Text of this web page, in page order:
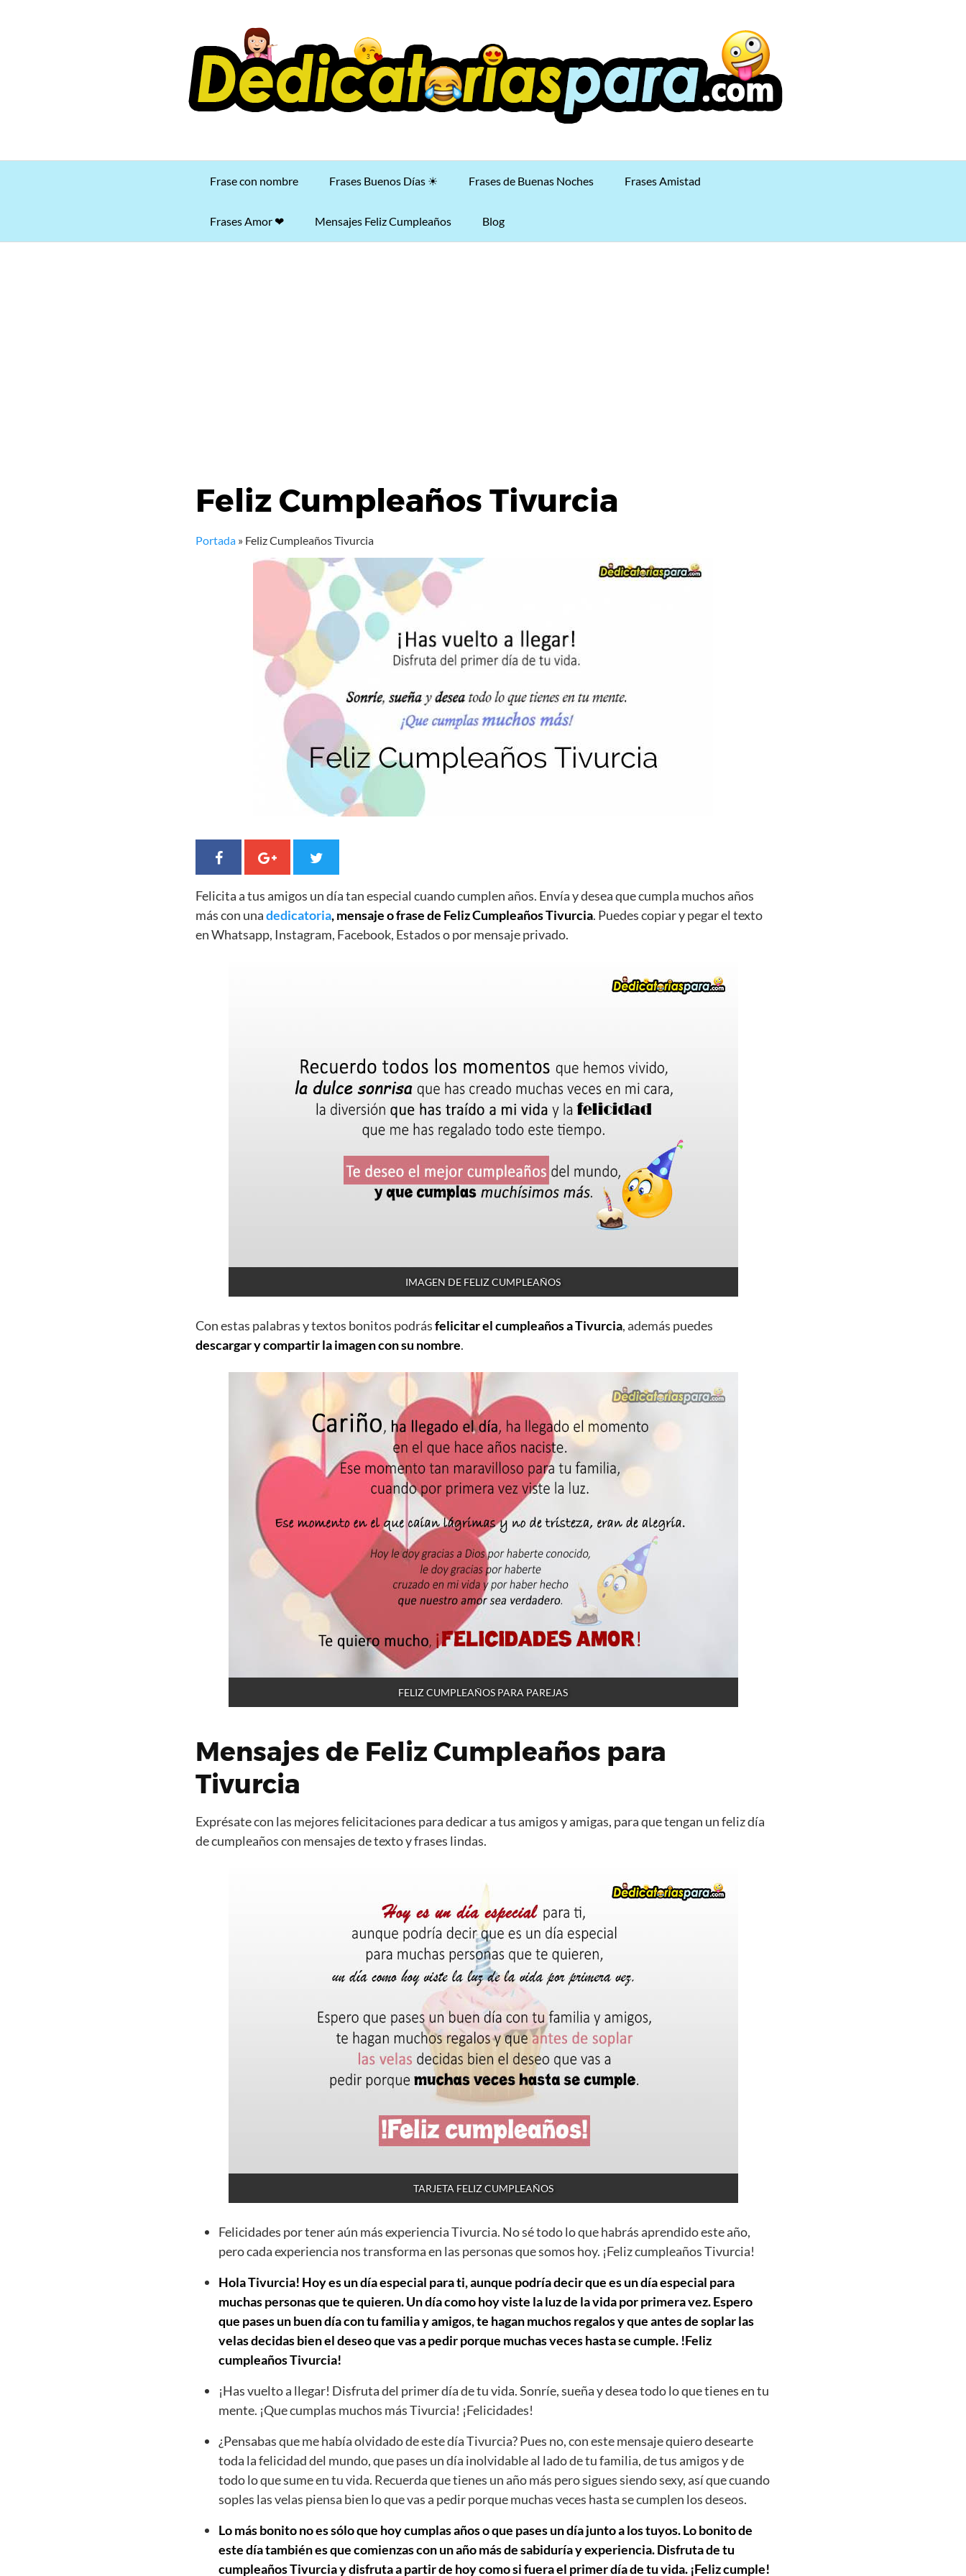
Frase con nombre Frases Buenos Días ☀ Frases de Buenas Noches Frases Amistad
Frases Amor ❤ Mensajes Feliz Cumpleaños Blog
Feliz Cumpleaños Tivurcia
Portada » Feliz Cumpleaños Tivurcia
Felicita a tus amigos un día tan especial cuando cumplen años. Envía y desea que cumpla muchos años
más con unadedicatoria, mensaje o frase de Feliz Cumpleaños Tivurcia. Puedes copiar y pegar el texto
en Whatsapp, Instagram, Facebook, Estados o por mensaje privado.
IMAGEN DE FELIZ CUMPLEAÑOS
Con estas palabras y textos bonitos podrásfelicitar el cumpleaños a Tivurcia, además puedes
descargar y compartir la imagen con su nombre.
FELIZ CUMPLEAÑOS PARA PAREJAS
Mensajes de Feliz Cumpleaños para
Tivurcia
Exprésate con las mejores felicitaciones para dedicar a tus amigos y amigas, para que tengan un feliz día
de cumpleaños con mensajes de texto y frases lindas.
TARJETA FELIZ CUMPLEAÑOS
Felicidades por tener aún más experiencia Tivurcia. No sé todo lo que habrás aprendido este año,
pero cada experiencia nos transforma en las personas que somos hoy. ¡Feliz cumpleaños Tivurcia!
Hola Tivurcia! Hoy es un día especial para ti, aunque podría decir que es un día especial para
muchas personas que te quieren. Un día como hoy viste la luz de la vida por primera vez. Espero
que pases un buen día con tu familia y amigos, te hagan muchos regalos y que antes de soplar las
velas decidas bien el deseo que vas a pedir porque muchas veces hasta se cumple. !Feliz
cumpleaños Tivurcia!
¡Has vuelto a llegar! Disfruta del primer día de tu vida. Sonríe, sueña y desea todo lo que tienes en tu
mente. ¡Que cumplas muchos más Tivurcia! ¡Felicidades!
¿Pensabas que me había olvidado de este día Tivurcia? Pues no, con este mensaje quiero desearte
toda la felicidad del mundo, que pases un día inolvidable al lado de tu familia, de tus amigos y de
todo lo que sume en tu vida. Recuerda que tienes un año más pero sigues siendo sexy, así que cuando
soples las velas piensa bien lo que vas a pedir porque muchas veces hasta se cumplen los deseos.
Lo más bonito no es sólo que hoy cumplas años o que pases un día junto a los tuyos. Lo bonito de
este día también es que comienzas con un año más de sabiduría y experiencia. Disfruta de tu
cumpleaños Tivurcia y disfruta a partir de hoy como si fuera el primer día de tu vida. ¡Feliz cumple!